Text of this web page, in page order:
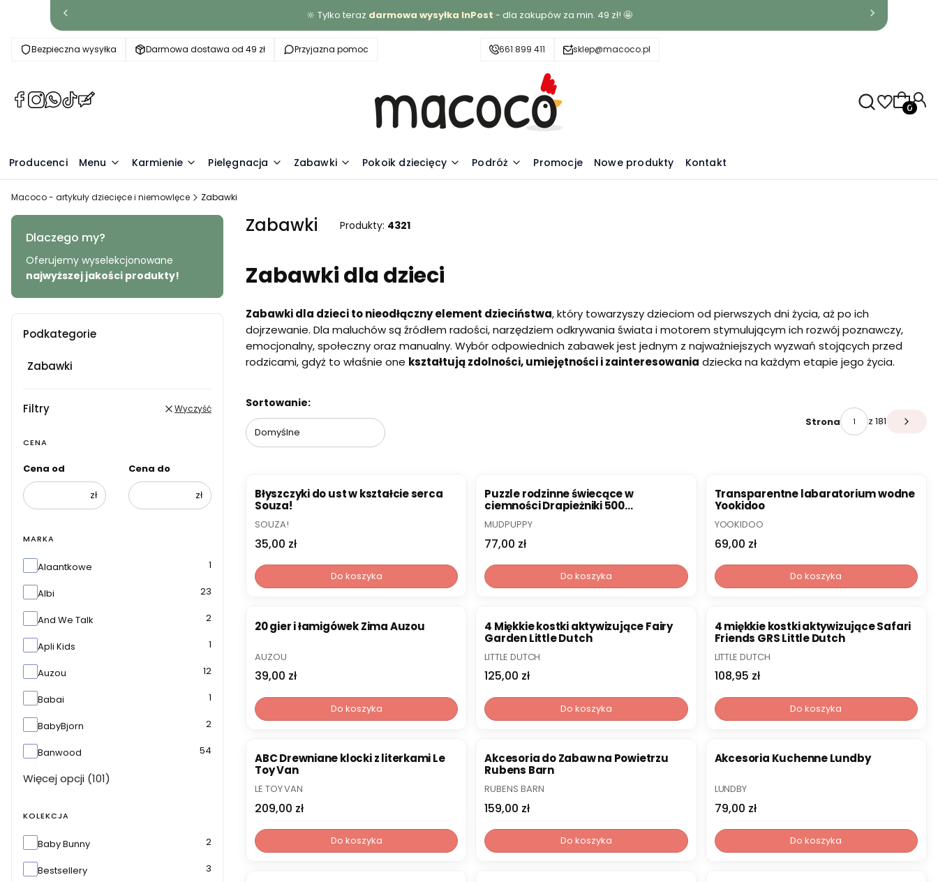
🔆 Tylko teraz darmowa wysyłka InPost - dla zakupów za min. 49 zł! 🤩
Bezpieczna wysyłka Darmowa dostawa od 49 zł Przyjazna pomoc 661 899 411 sklep@macoco.pl
(Otwiera
karcie)
(Otwiera
karcie)
(Otwiera
karcie)
(Otwiera
karcie)
(Otwiera
karcie)
Producenci Menu Karmienie Pielęgnacja Zabawki Pokoik dziecięcy Podróż Promocje Nowe produkty Kontakt
Macoco - artykuły dziecięce i niemowlęce Zabawki
Dlaczego my?
Oferujemy wyselekcjonowane
najwyższej jakości produkty!
Podkategorie
Zabawki
Filtry Wyczyść
CENA
Cena od
zł
Cena do
zł
MARKA
Marka
Alaantkowe 1
Albi 23
And We Talk 2
Apli Kids 1
Auzou 12
Babai 1
BabyBjorn 2
Banwood 54
Więcej opcji (101)
KOLEKCJA
Kolekcja
Baby Bunny 2
Bestsellery 3
Zabawki Produkty: 4321
Zabawki dla dzieci
Zabawki dla dzieci to nieodłączny element dzieciństwa, który towarzyszy dzieciom od pierwszych dni życia, aż po ich
dojrzewanie. Dla maluchów są źródłem radości, narzędziem odkrywania świata i motorem stymulującym ich rozwój poznawczy,
emocjonalny, społeczny oraz manualny. Wybór odpowiednich zabawek jest jednym z najważniejszych wyzwań stojących przed
rodzicami, gdyż to właśnie one kształtują zdolności, umiejętności i zainteresowania dziecka na każdym etapie jego życia.
Lista produktów
Sortowanie:
Domyślne
Strona z 181
Błyszczyki do ust w kształcie serca
Souza!
PRODUCENT
SOUZA!
Cena
35,00 zł
Do koszyka
Puzzle rodzinne świecące w
ciemności Drapieżniki 500
PRODUCENT
MUDPUPPY
Cena
77,00 zł
Do koszyka
Transparentne labaratorium wodne
Yookidoo
PRODUCENT
YOOKIDOO
Cena
69,00 zł
Do koszyka
20 gier i łamigówek Zima Auzou
PRODUCENT
AUZOU
Cena
39,00 zł
Do koszyka
4 Miękkie kostki aktywizujące Fairy
Garden Little Dutch
PRODUCENT
LITTLE DUTCH
Cena
125,00 zł
Do koszyka
4 miękkie kostki aktywizujące Safari
Friends GRS Little Dutch
PRODUCENT
LITTLE DUTCH
Cena
108,95 zł
Do koszyka
ABC Drewniane klocki z literkami Le
Toy Van
PRODUCENT
LE TOY VAN
Cena
209,00 zł
Do koszyka
Akcesoria do Zabaw na Powietrzu
Rubens Barn
PRODUCENT
RUBENS BARN
Cena
159,00 zł
Do koszyka
Akcesoria Kuchenne Lundby
PRODUCENT
LUNDBY
Cena
79,00 zł
Do koszyka